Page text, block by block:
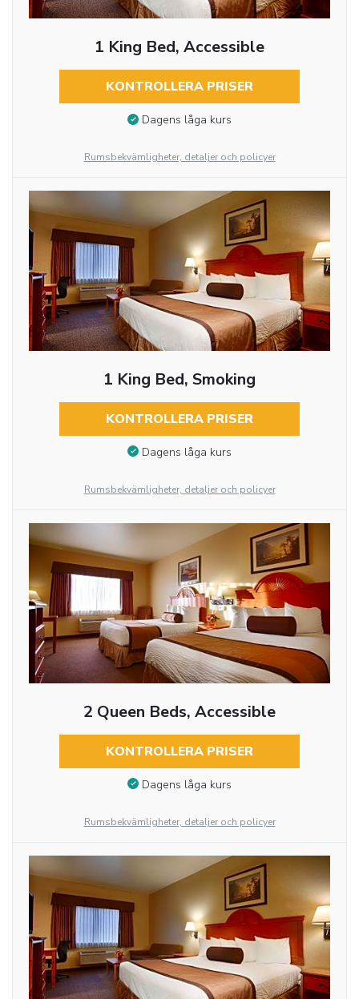
1 King Bed, Accessible
KONTROLLERA PRISER
Dagens låga kurs
Rumsbekvämligheter, detaljer och policyer
1 King Bed, Smoking
KONTROLLERA PRISER
Dagens låga kurs
Rumsbekvämligheter, detaljer och policyer
2 Queen Beds, Accessible
KONTROLLERA PRISER
Dagens låga kurs
Rumsbekvämligheter, detaljer och policyer